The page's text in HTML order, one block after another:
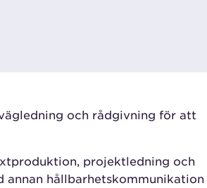
och rådgivning för att
projektledning och
hållbarhetskommunikation